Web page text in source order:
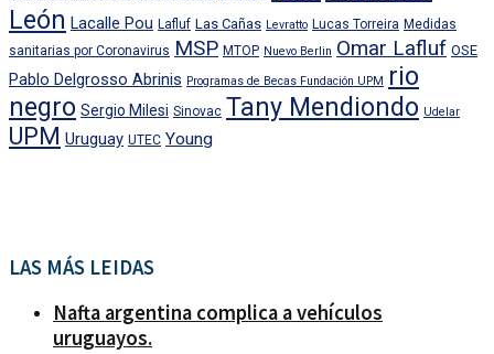
León Lacalle Pou Lafluf Las Cañas Levratto Lucas Torreira Medidas
sanitarias por Coronavirus MSP MTOP Nuevo Berlin Omar Lafluf OSE
Pablo Delgrosso Abrinis Programas de Becas Fundación UPM rio
negro Sergio Milesi Sinovac Tany Mendiondo Udelar
UPM Uruguay UTEC Young
LAS MÁS LEIDAS
Nafta argentina complica a vehículos
uruguayos.